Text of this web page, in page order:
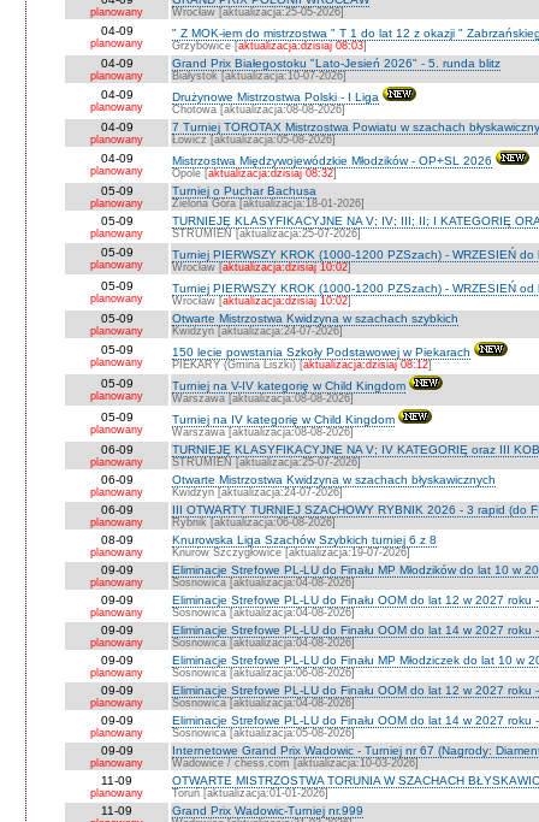
planowany Wrocław [aktualizacja:25-05-2026]
04-09
planowany
" Z MOK-iem do mistrzostwa " T 1 do lat 12 z okazji "
Grzybowice [aktualizacja:dzisiaj 08:03]
04-09
planowany
Grand Prix Białegostoku "Lato-Jesień 2026" - 5. runda blitz
Białystok [aktualizacja:10-07-2026]
04-09
planowany
Drużynowe Mistrzostwa Polski - I Liga
Chotowa [aktualizacja:08-08-2026]
04-09
planowany
7 Turniej TOROTAX Mistrzostwa Powiatu w szachach
Łowicz [aktualizacja:05-08-2026]
04-09
planowany
Mistrzostwa Międzywojewódzkie Młodzików - OP+SL 2026
Opole [aktualizacja:dzisiaj 08:32]
05-09
planowany
Turniej o Puchar Bachusa
Zielona Góra [aktualizacja:18-01-2026]
05-09
planowany
TURNIEJE KLASYFIKACYJNE NA V; IV; III; II; I KATEGORIĘ
STRUMIEŃ [aktualizacja:25-07-2026]
05-09
planowany
Turniej PIERWSZY KROK (1000-1200 PZSzach) - WRZESIEŃ do
Wrocław [aktualizacja:dzisiaj 10:02]
05-09
planowany
Turniej PIERWSZY KROK (1000-1200 PZSzach) - WRZESIEŃ od
Wrocław [aktualizacja:dzisiaj 10:02]
05-09
planowany
Otwarte Mistrzostwa Kwidzyna w szachach szybkich
Kwidzyn [aktualizacja:24-07-2026]
05-09
planowany
150 lecie powstania Szkoły Podstawowej w Piekarach
PIEKARY (Gmina Liszki) [aktualizacja:dzisiaj 08:12]
05-09
planowany
Turniej na V-IV kategorię w Child Kingdom
Warszawa [aktualizacja:08-08-2026]
05-09
planowany
Turniej na IV kategorię w Child Kingdom
Warszawa [aktualizacja:08-08-2026]
06-09
planowany
TURNIEJE KLASYFIKACYJNE NA V; IV KATEGORIĘ oraz III
STRUMIEŃ [aktualizacja:25-07-2026]
06-09
planowany
Otwarte Mistrzostwa Kwidzyna w szachach błyskawicznych
Kwidzyn [aktualizacja:24-07-2026]
06-09
planowany
III OTWARTY TURNIEJ SZACHOWY RYBNIK 2026 - 3 rapid (do
Rybnik [aktualizacja:06-08-2026]
08-09
planowany
Knurowska Liga Szachów Szybkich turniej 6 z 8
Knurów Szczygłowice [aktualizacja:19-07-2026]
09-09
planowany
Eliminacje Strefowe PL-LU do Finału MP Młodzików do lat 10 w
Sosnowica [aktualizacja:04-08-2026]
09-09
planowany
Eliminacje Strefowe PL-LU do Finału OOM do lat 12 w 2027 roku
Sosnowica [aktualizacja:04-08-2026]
09-09
planowany
Eliminacje Strefowe PL-LU do Finału OOM do lat 14 w 2027 roku
Sosnowica [aktualizacja:04-08-2026]
09-09
planowany
Eliminacje Strefowe PL-LU do Finału MP Młodziczek do lat 10 w
Sosnowica [aktualizacja:06-08-2026]
09-09
planowany
Eliminacje Strefowe PL-LU do Finału OOM do lat 12 w 2027 roku
Sosnowica [aktualizacja:04-08-2026]
09-09
planowany
Eliminacje Strefowe PL-LU do Finału OOM do lat 14 w 2027 roku
Sosnowica [aktualizacja:05-08-2026]
09-09
planowany
Internetowe Grand Prix Wadowic - Turniej nr 67 (Nagrody:
Wadowice / chess.com [aktualizacja:10-03-2026]
11-09
planowany
OTWARTE MISTRZOSTWA TORUNIA W SZACHACH
Toruń [aktualizacja:01-01-2026]
11-09 Grand Prix Wadowic-Turniej nr.999